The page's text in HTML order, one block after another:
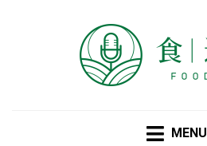
MENU